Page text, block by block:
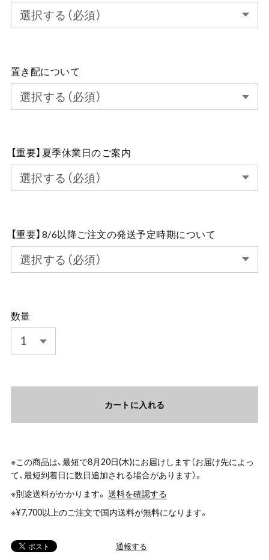
置き配について
【重要】夏季休業日のご案内
【重要】8/6以降ご注文の発送予定時期について
数量
カートに入れる
※この商品は、最短で8月20日(木)にお届けします（お届け先によっ
て、最短到着日に数日追加される場合があります）。
※別途送料がかかります。 送料を確認する
※¥7,700以上のご注文で国内送料が無料になります。
通報する